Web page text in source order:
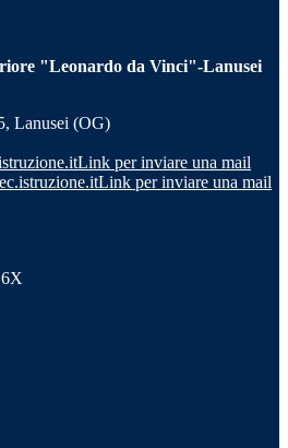
"Leonardo da Vinci"-Lanusei
Lanusei (OG)
Link per inviare una mail
Link per inviare una mail